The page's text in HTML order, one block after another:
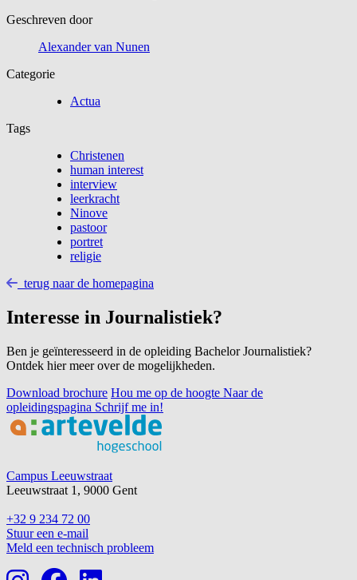
Geschreven door
Alexander van Nunen
Categorie
Actua
Tags
Christenen
human interest
interview
leerkracht
Ninove
pastoor
portret
religie
terug naar de homepagina
Interesse in Journalistiek?
Ben je geïnteresseerd in de opleiding Bachelor Journalistiek?
Ontdek hier meer over de mogelijkheden.
Download brochure Hou me op de hoogte Naar de
opleidingspagina Schrijf me in!
Footer
Campus Leeuwstraat
Leeuwstraat 1, 9000 Gent
+32 9 234 72 00
Stuur een e-mail
Meld een technisch probleem